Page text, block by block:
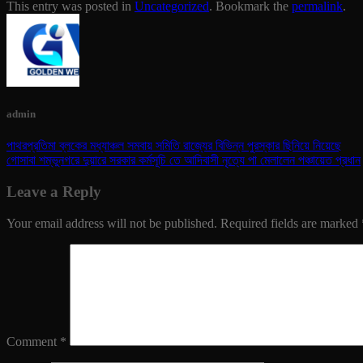
This entry was posted in Uncategorized. Bookmark the permalink.
admin
পাথরপ্রতিমা ব্লকের মধ্যাঞ্চল সমবায় সমিতি রাজ্যের বিভিন্ন পুরস্কার ছিনিয়ে নিয়েছে
গোসাবা শম্ভুনগরে দুয়ারে সরকার কর্মসূচি তে আদিবাসী নৃত্যে পা মেলালেন পঞ্চায়েত প্রধান
Leave a Reply
Your email address will not be published. Required fields are marked
Comment *